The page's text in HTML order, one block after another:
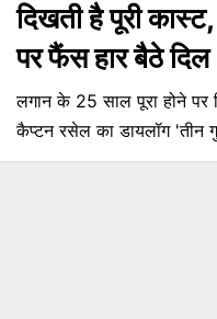
दिखती है पूरी
पर फैंस हार बैठे दिल
लगान के 25 साल पूरा होने पर
कैप्टन रसेल का डायलॉग 'तीन